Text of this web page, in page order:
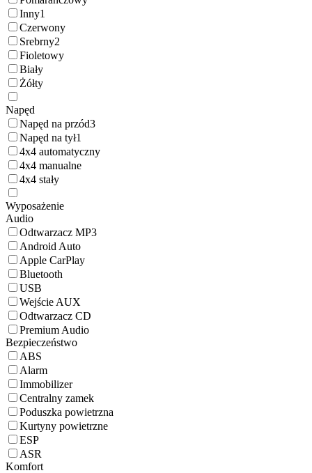
Inny1
Czerwony
Srebrny2
Fioletowy
Biały
Żółty
Napęd
Napęd na przód3
Napęd na tył1
4x4 automatyczny
4x4 manualne
4x4 stały
Wyposażenie
Audio
Odtwarzacz MP3
Android Auto
Apple CarPlay
Bluetooth
USB
Wejście AUX
Odtwarzacz CD
Premium Audio
Bezpieczeństwo
ABS
Alarm
Immobilizer
Centralny zamek
Poduszka powietrzna
Kurtyny powietrzne
ESP
ASR
Komfort